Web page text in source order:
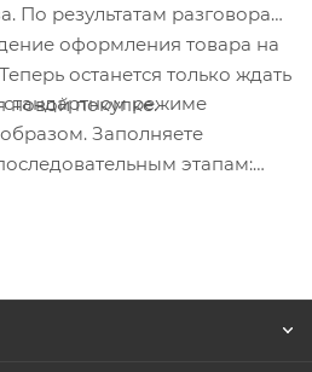
По результатам разговора
оформления товара на
останется только ждать
новой покупке.режиме
Заполняете
этапам: